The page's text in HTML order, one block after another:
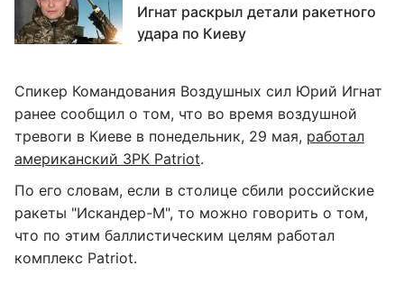
Игнат раскрыл детали ракетного
удара по Киеву
Спикер Командования Воздушных сил Юрий Игнат
ранее сообщил о том, что во время воздушной
тревоги в Киеве в понедельник, 29 мая, работал
американский ЗРК Patriot.
По его словам, если в столице сбили российские
ракеты "Искандер-М", то можно говорить о том,
что по этим баллистическим целям работал
комплекс Patriot.